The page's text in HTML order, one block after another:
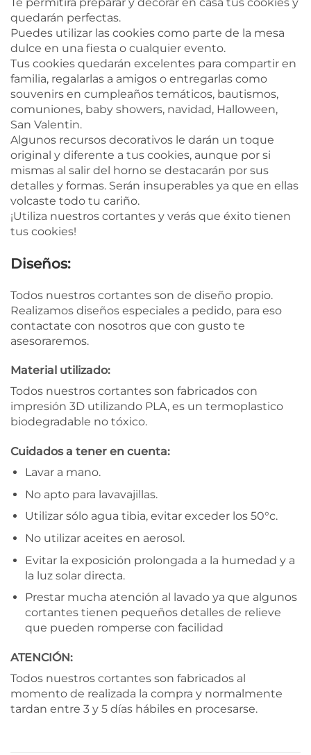
quedarán perfectas.
Puedes utilizar las cookies como parte de la mesa
dulce en una fiesta o cualquier evento.
Tus cookies quedarán excelentes para compartir en
familia, regalarlas a amigos o entregarlas como
souvenirs en cumpleaños temáticos, bautismos,
comuniones, baby showers, navidad, Halloween,
San Valentin.
Algunos recursos decorativos le darán un toque
original y diferente a tus cookies, aunque por si
mismas al salir del horno se destacarán por sus
detalles y formas. Serán insuperables ya que en ellas
volcaste todo tu cariño.
¡Utiliza nuestros cortantes y verás que éxito tienen
tus cookies!
Diseños:
Todos nuestros cortantes son de diseño propio.
Realizamos diseños especiales a pedido, para eso
contactate con nosotros que con gusto te
asesoraremos.
Material utilizado:
Todos nuestros cortantes son fabricados con
impresión 3D utilizando PLA, es un termoplastico
biodegradable no tóxico.
Cuidados a tener en cuenta:
Lavar a mano.
No apto para lavavajillas.
Utilizar sólo agua tibia, evitar exceder los 50°c.
No utilizar aceites en aerosol.
Evitar la exposición prolongada a la humedad y a
la luz solar directa.
Prestar mucha atención al lavado ya que algunos
cortantes tienen pequeños detalles de relieve
que pueden romperse con facilidad
ATENCIÓN:
Todos nuestros cortantes son fabricados al
momento de realizada la compra y normalmente
tardan entre 3 y 5 días hábiles en procesarse.